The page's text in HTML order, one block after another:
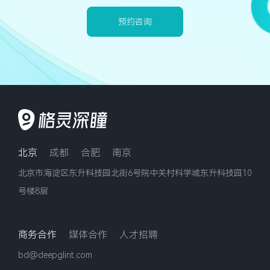
预约咨询
北京 成都 合肥 南京
北京市海淀区东升科技园北街6号院中关村科学城东升科技园10
号楼8层
商务合作 媒体合作 人才招聘
bd@deepglint.com